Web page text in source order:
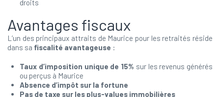
droits
Avantages fiscaux
L’un des principaux attraits de Maurice pour les retraités réside
dans sa fiscalité avantageuse :
Taux d’imposition unique de 15% sur les revenus générés
ou perçus à Maurice
Absence d’impôt sur la fortune
Pas de taxe sur les plus-values immobilières